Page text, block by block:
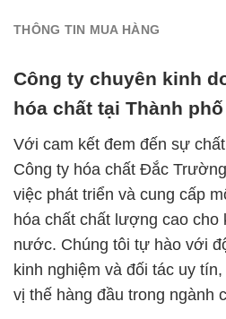
THÔNG TIN MUA HÀNG
Công ty chuyên kinh
hóa chất tại Thành
Với cam kết đem đến sự
Công ty hóa chất Đắc
việc phát triển và cung cấp
hóa chất chất lượng cao cho
nước. Chúng tôi tự hào với
kinh nghiệm và đối tác uy
vị thế hàng đầu trong ngành